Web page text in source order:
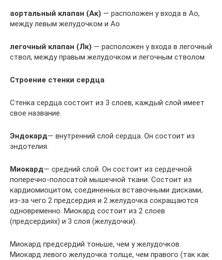
аортальный клапан (Ак) — расположен у входа в Ао,
между левым желудочком и Ао
легочный клапан (Лк) — расположен у входа в легочный
ствол, между правым желудочком и легочным стволом
Строение стенки сердца
Стенка сердца состоит из 3 слоев, каждый слой имеет
свое название.
Эндокард— внутренний слой сердца. Он состоит из
эндотелия.
Миокард— средний слой. Он состоит из сердечной
поперечно-полосатой мышечной ткани. Состоит из
кардиомиоцитом, соединенных вставочными дисками,
из-за чего 2 предсердия и 2 желудочка сокращаются
одновременно. Миокард состоит из 2 слоев
(предсердиях) и 3 слоя (желудочки).
Миокард предсердий тоньше, чем у желудочков.
Миокард левого желудочка толще, чем правого (так как